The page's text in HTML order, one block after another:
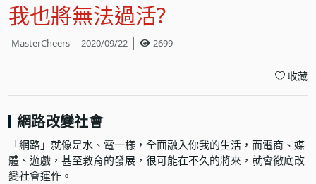
我也將無法過活?
MasterCheers 2020/09/22 2699
收藏
網路改變社會
「網路」就像是水、電一樣，全面融入你我的生活，而電商、媒
體、遊戲，甚至教育的發展，很可能在不久的將來，就會徹底改
變社會運作。